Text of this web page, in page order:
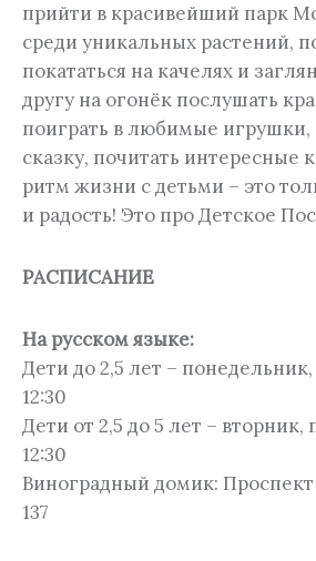
прийти в красивейший парк
среди уникальных растений,
покататься на качелях и
другу на огонёк послушать
поиграть в любимые игрушки,
сказку, почитать интересные
ритм жизни с детьми – это
и радость! Это про Детское
РАСПИСАНИЕ
На русском языке:
Дети до 2,5 лет – понедельник,
12:30
Дети от 2,5 до 5 лет – вторник,
12:30
Виноградный домик: Проспект
137